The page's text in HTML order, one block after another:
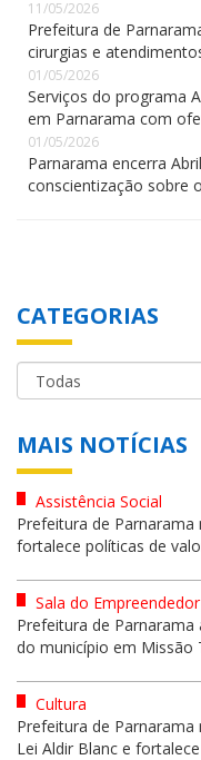
11/05/2026
Prefeitura de
cirurgias e
01/05/2026
Serviços do programa
em Parnarama com
01/05/2026
Parnarama encerra
conscientização sobre
CATEGORIAS
MAIS NOTÍCIAS
Assistência Social
Prefeitura de Parnarama
fortalece políticas de
Sala do Empreendedor
Prefeitura de
do município em Missão
Cultura
Prefeitura de Parnarama
Lei Aldir Blanc e